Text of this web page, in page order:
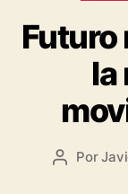
Futuro
la
Autor
Por